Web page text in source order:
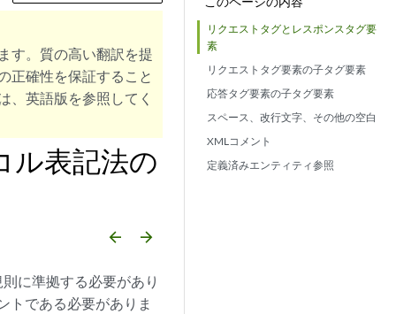
リクエストタグとレスポンスタグ要
素
リクエストタグ要素の子タグ要素
応答タグ要素の子タグ要素
スペース、改行文字、その他の空白
XMLコメント
定義済みエンティティ参照
す。質の高い翻訳を提
正確性を保証すること
、英語版を参照してく
ル表記法の
arrow_backward arrow_forward
に準拠する必要があり
トである必要がありま